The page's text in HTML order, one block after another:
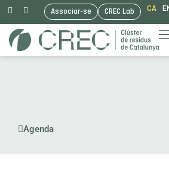
Vés
al
Associar-se CREC Lab CA
Agenda